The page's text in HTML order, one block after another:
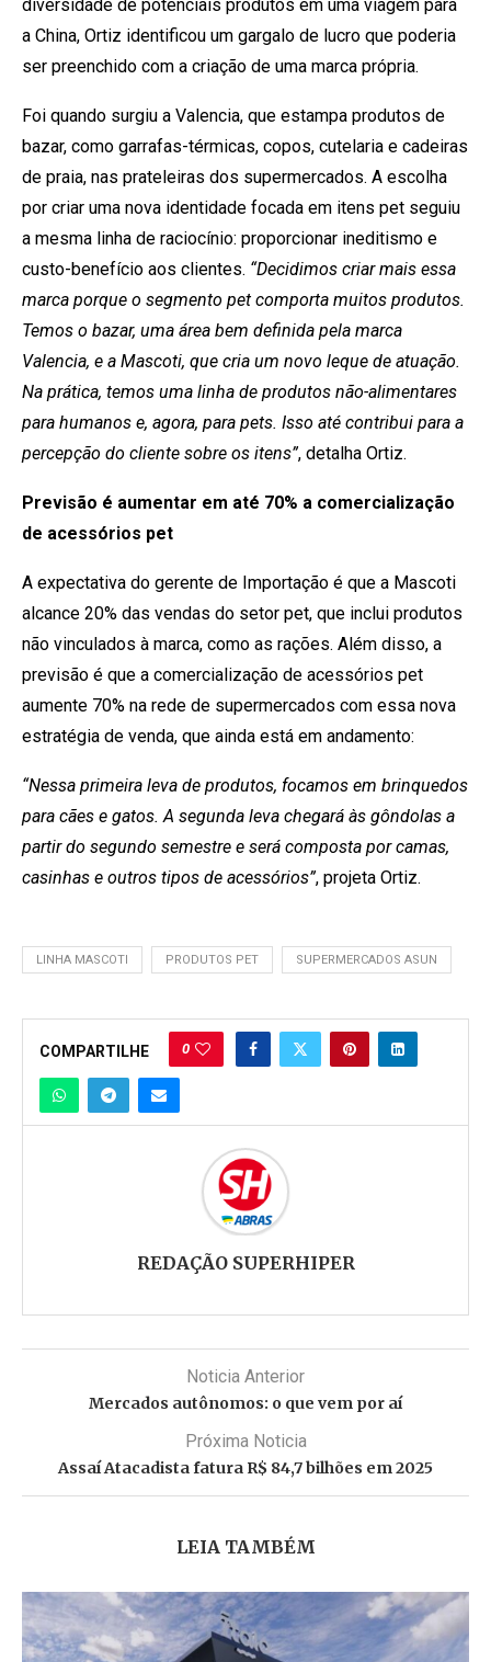
diversidade de potenciais produtos em uma viagem para
a China, Ortiz identificou um gargalo de lucro que poderia
ser preenchido com a criação de uma marca própria.
Foi quando surgiu a Valencia, que estampa produtos de
bazar, como garrafas-térmicas, copos, cutelaria e cadeiras
de praia, nas prateleiras dos supermercados. A escolha
por criar uma nova identidade focada em itens pet seguiu
a mesma linha de raciocínio: proporcionar ineditismo e
custo-benefício aos clientes. “Decidimos criar mais essa
marca porque o segmento pet comporta muitos produtos.
Temos o bazar, uma área bem definida pela marca
Valencia, e a Mascoti, que cria um novo leque de atuação.
Na prática, temos uma linha de produtos não-alimentares
para humanos e, agora, para pets. Isso até contribui para a
percepção do cliente sobre os itens”, detalha Ortiz.
Previsão é aumentar em até 70% a comercialização
de acessórios pet
A expectativa do gerente de Importação é que a Mascoti
alcance 20% das vendas do setor pet, que inclui produtos
não vinculados à marca, como as rações. Além disso, a
previsão é que a comercialização de acessórios pet
aumente 70% na rede de supermercados com essa nova
estratégia de venda, que ainda está em andamento:
“Nessa primeira leva de produtos, focamos em brinquedos
para cães e gatos. A segunda leva chegará às gôndolas a
partir do segundo semestre e será composta por camas,
casinhas e outros tipos de acessórios”, projeta Ortiz.
LINHA MASCOTI PRODUTOS PET SUPERMERCADOS ASUN
COMPARTILHE 0
REDAÇÃO SUPERHIPER
Noticia Anterior
Mercados autônomos: o que vem por aí
Próxima Noticia
Assaí Atacadista fatura R$ 84,7 bilhões em 2025
LEIA TAMBÉM